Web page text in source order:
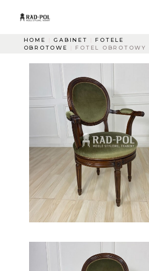
HOME GABINET
FOTELE
OBROTOWE
FOTEL OBROTOWY